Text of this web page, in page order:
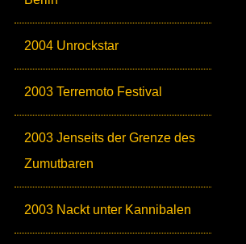
2004 Unrockstar
2003 Terremoto Festival
2003 Jenseits der Grenze des
Zumutbaren
2003 Nackt unter Kannibalen